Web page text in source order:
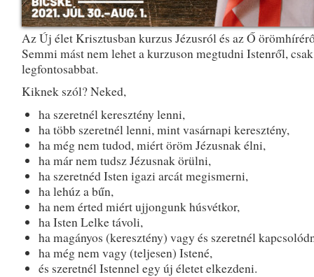
Az Új élet Krisztusban kurzus Jézusról és az Ő
Semmi mást nem lehet a kurzuson megtudni Istenről,
legfontosabbat.
Kiknek szól? Neked,
ha szeretnél keresztény lenni,
ha több szeretnél lenni, mint vasárnapi keresztény,
ha még nem tudod, miért öröm Jézusnak élni,
ha már nem tudsz Jézusnak örülni,
ha szeretnéd Isten igazi arcát megismerni,
ha lehúz a bűn,
ha nem érted miért ujjongunk húsvétkor,
ha Isten Lelke távoli,
ha magányos (keresztény) vagy és szeretnél
ha még nem vagy (teljesen) Istené,
és szeretnél Istennel egy új életet elkezdeni.